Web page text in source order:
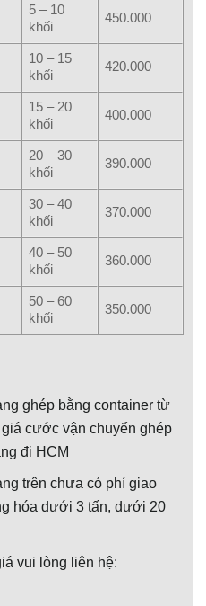
5 – 10
khối
450.000
10 – 15
khối
420.000
15 – 20
khối
400.000
20 – 30
khối
390.000
30 – 40
khối
370.000
40 – 50
khối
360.000
50 – 60
khối
350.000
ghép bằng container từ
cước vận chuyển ghép
đi HCM
trên chưa có phí giao
hóa dưới 3 tấn, dưới 20
vui lòng liên hệ: